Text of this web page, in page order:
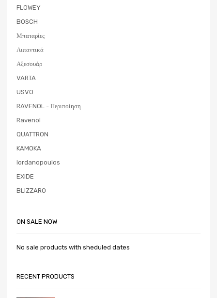
FLOWEY
BOSCH
Μπαταρίες
Λιπαντικά
Αξεσουάρ
VARTA
USVO
RAVENOL - Περιποίηση
Ravenol
QUATTRON
KAMOKA
Iordanopoulos
EXIDE
BLIZZARO
ON SALE NOW
No sale products with sheduled dates
RECENT PRODUCTS